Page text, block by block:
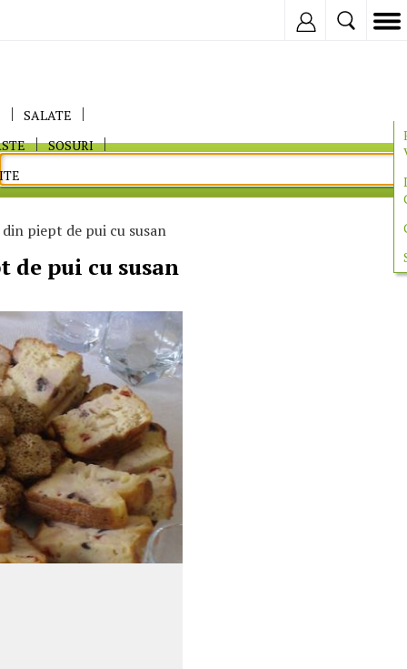
SALATE
SOSURI
piept de pui cu susan
pui cu susan